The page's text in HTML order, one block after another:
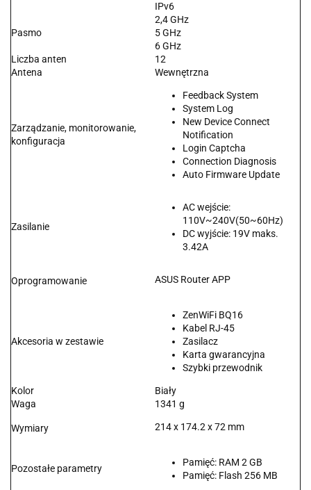
IPv6
Pasmo
2,4 GHz
5 GHz
6 GHz
Liczba anten
12
Antena
Wewnętrzna
Zarządzanie, monitorowanie,
konfiguracja
Feedback System
System Log
New Device Connect
Notification
Login Captcha
Connection Diagnosis
Auto Firmware Update
Zasilanie
AC wejście:
110V~240V(50~60Hz)
DC wyjście: 19V maks.
3.42A
Oprogramowanie ASUS Router APP
Akcesoria w zestawie
ZenWiFi BQ16
Kabel RJ-45
Zasilacz
Karta gwarancyjna
Szybki przewodnik
Kolor
Biały
Waga
1341 g
Wymiary 214 x 174.2 x 72 mm
Pozostałe parametry
Pamięć: RAM 2 GB
Pamięć: Flash 256 MB